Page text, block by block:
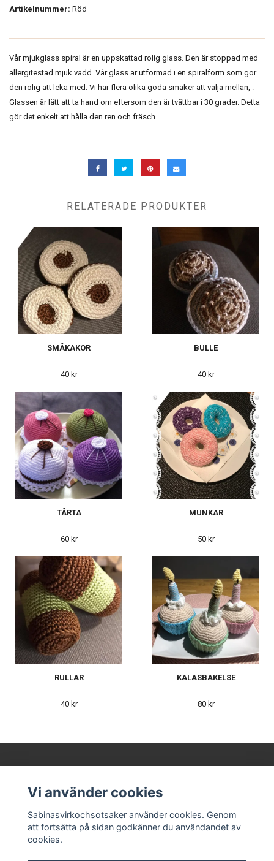
Artikelnummer: Röd
Vår mjukglass spiral är en uppskattad rolig glass. Den är stoppad med
allergitestad mjuk vadd. Vår glass är utformad i en spiralform som gör
den rolig att leka med. Vi har flera olika goda smaker att välja mellan, .
Glassen är lätt att ta hand om eftersom den är tvättbar i 30 grader. Detta
gör det enkelt att hålla den ren och fräsch.
RELATERADE PRODUKTER
SMÅKAKOR
40 kr
BULLE
40 kr
TÅRTA
60 kr
MUNKAR
50 kr
RULLAR
40 kr
KALASBAKELSE
80 kr
Kontakta oss
Vi använder cookies
Sabinasvirkochsotsaker använder cookies. Genom
att fortsätta på sidan godkänner du användandet av
cookies.